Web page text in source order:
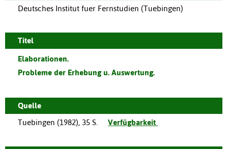
Deutsches Institut fuer Fernstudien (Tuebingen)
Titel
Elaborationen.
Probleme der Erhebung u. Auswertung.
Quelle
Tuebingen (1982), 35 S. Verfügbarkeit